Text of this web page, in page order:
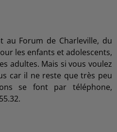
au Forum de Charleville, du
les enfants et adolescents,
adultes. Mais si vous voulez
car il ne reste que très peu
se font par téléphone,